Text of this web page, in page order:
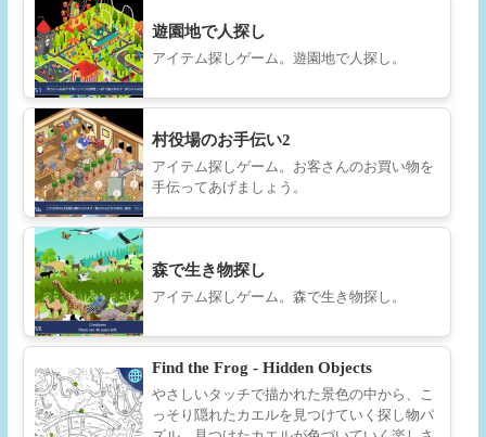
遊園地で人探し
アイテム探しゲーム。遊園地で人探し。
村役場のお手伝い2
アイテム探しゲーム。お客さんのお買い物を
手伝ってあげましょう。
森で生き物探し
アイテム探しゲーム。森で生き物探し。
Find the Frog - Hidden Objects
やさしいタッチで描かれた景色の中から、こ
っそり隠れたカエルを見つけていく探し物パ